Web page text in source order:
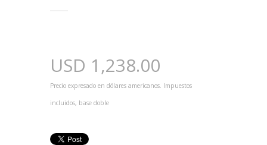
USD 1,238.00
Precio expresado en dólares americanos. Impuestos
incluidos, base doble